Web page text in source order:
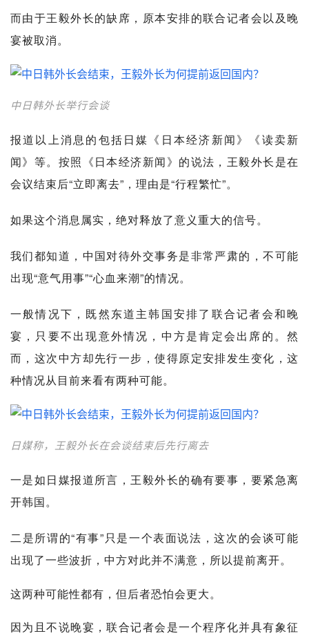
而由于王毅外长的缺席，原本安排的联合记者会以及晚
宴被取消。
中日韩外长举行会谈
报道以上消息的包括日媒《日本经济新闻》《读卖新
闻》等。按照《日本经济新闻》的说法，王毅外长是在
会议结束后“立即离去”，理由是“行程繁忙”。
如果这个消息属实，绝对释放了意义重大的信号。
我们都知道，中国对待外交事务是非常严肃的，不可能
出现“意气用事”“心血来潮”的情况。
一般情况下，既然东道主韩国安排了联合记者会和晚
宴，只要不出现意外情况，中方是肯定会出席的。然
而，这次中方却先行一步，使得原定安排发生变化，这
种情况从目前来看有两种可能。
日媒称，王毅外长在会谈结束后先行离去
一是如日媒报道所言，王毅外长的确有要事，要紧急离
开韩国。
二是所谓的“有事”只是一个表面说法，这次的会谈可能
出现了一些波折，中方对此并不满意，所以提前离开。
这两种可能性都有，但后者恐怕会更大。
因为且不说晚宴，联合记者会是一个程序化并具有象征